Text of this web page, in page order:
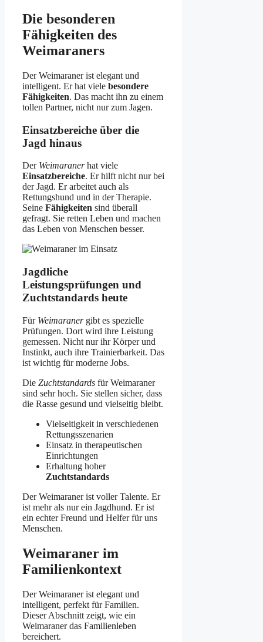
Die besonderen
Fähigkeiten des
Weimaraners
Der Weimaraner ist elegant und
intelligent. Er hat viele besondere
Fähigkeiten. Das macht ihn zu einem
tollen Partner, nicht nur zum Jagen.
Einsatzbereiche über die
Jagd hinaus
Der Weimaranerhat viele
Einsatzbereiche. Er hilft nicht nur bei
der Jagd. Er arbeitet auch als
Rettungshund und in der Therapie.
Seine Fähigkeiten sind überall
gefragt. Sie retten Leben und machen
das Leben von Menschen besser.
Jagdliche
Leistungsprüfungen und
Zuchtstandards heute
Für Weimaranergibt es spezielle
Prüfungen. Dort wird ihre Leistung
gemessen. Nicht nur ihr Körper und
Instinkt, auch ihre Trainierbarkeit. Das
ist wichtig für moderne Jobs.
Die Zuchtstandards für Weimaraner
sind sehr hoch. Sie stellen sicher, dass
die Rasse gesund und vielseitig bleibt.
Vielseitigkeit in verschiedenen
Rettungsszenarien
Einsatz in therapeutischen
Einrichtungen
Erhaltung hoher
Zuchtstandards
Der Weimaraner ist voller Talente. Er
ist mehr als nur ein Jagdhund. Er ist
ein echter Freund und Helfer für uns
Menschen.
Weimaraner im
Familienkontext
Der Weimaraner ist elegant und
intelligent, perfekt für Familien.
Dieser Abschnitt zeigt, wie ein
Weimaraner das Familienleben
bereichert.